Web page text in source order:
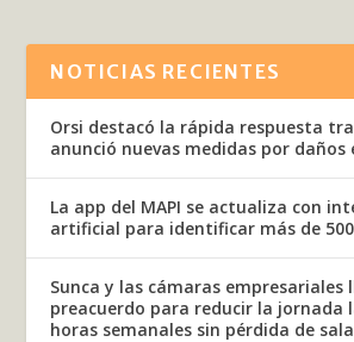
NOTICIAS RECIENTES
Orsi destacó la rápida respuesta
anunció nuevas medidas por daños
La app del MAPI se actualiza con
artificial para identificar más de
Sunca y las cámaras empresariales
preacuerdo para reducir la jornada
horas semanales sin pérdida de